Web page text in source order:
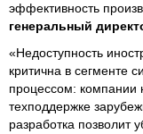
эффективность
генеральный
«Недоступность
критична в сегменте
процессом: компании
техподдержке
разработка позволит